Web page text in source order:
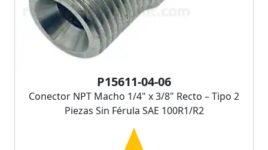
P15611-04-06
Conector NPT Macho 1/4" x 3/8" Recto – Tipo 2
Piezas Sin Férula SAE 100R1/R2